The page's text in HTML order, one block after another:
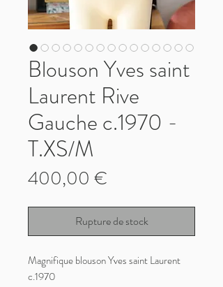
Blouson Yves saint
Laurent Rive
Gauche c.1970 -
T.XS/M
400,00 €
Rupture de stock
Magnifique blouson Yves saint Laurent
c.1970